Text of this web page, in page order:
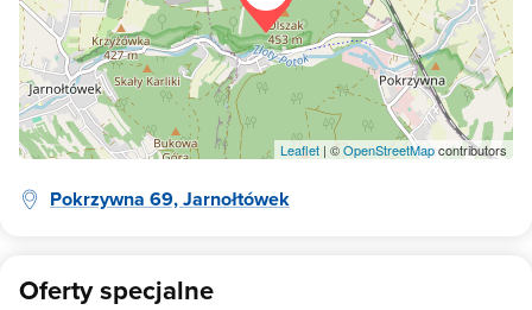
Leaflet | ©OpenStreetMapcontributors
Pokrzywna 69, Jarnołtówek
Oferty specjalne